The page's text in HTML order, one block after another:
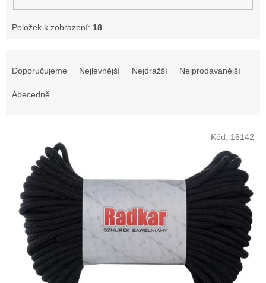
Položek k zobrazení: 18
Doporučujeme Nejlevnější Nejdražší Nejprodávanější
Abecedně
Kód: 16142